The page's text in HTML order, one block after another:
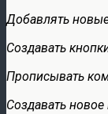
Добавлять
Создавать
Прописывать
Создавать